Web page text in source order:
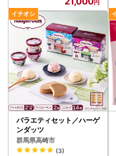
バラエティセット／ハーゲ
ンダッツ
群馬県高崎市
(3)